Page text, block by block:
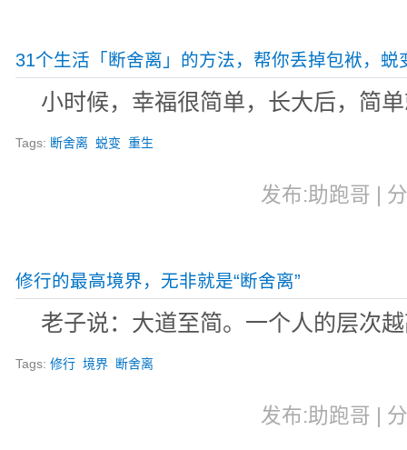
31个生活「断舍离」的方法，帮你丢掉包袱，蜕
小时候，幸福很简单，长大后，简
Tags: 断舍离 蜕变 重生
发布:助跑哥 |
修行的最高境界，无非就是“断舍离”
老子说：大道至简。一个人的层次
Tags:修行 境界 断舍离
发布:助跑哥 |